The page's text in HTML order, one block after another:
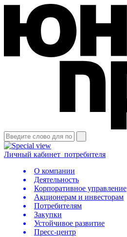
Личный кабинет потребителя
О компании
Деятельность
Корпоративное управление
Акционерам и инвесторам
Потребителям
Закупки
Устойчивое развитие
Пресс-центр